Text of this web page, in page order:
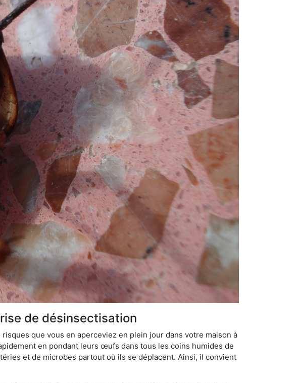
de désinsectisation
risques que vous en aperceviez en plein jour dans votre maison à
en pondant leurs œufs dans tous les coins humides de
et de microbes partout où ils se déplacent. Ainsi, il convient